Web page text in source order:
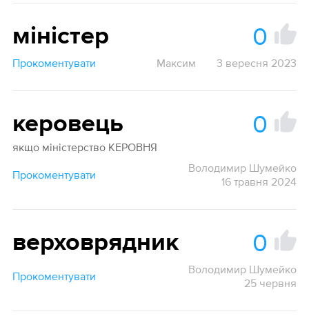
міністер 0
Прокоментувати Максим 3 вересня 2023
керовець 0
якщо міністерство КЕРОВНЯ
Прокоментувати
Володимир Шумейко
16 травня 2024
верховрядник 0
Прокоментувати
Володимир Шумейко
25 червня